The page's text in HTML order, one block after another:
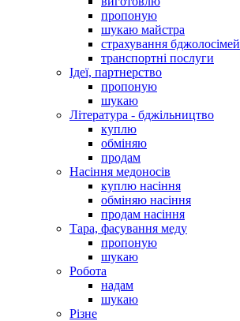
пропоную
шукаю майстра
страхування бджолосімей
транспортні послуги
Ідеї, партнерство
пропоную
шукаю
Література - бджільництво
куплю
обміняю
продам
Насіння медоносів
куплю насіння
обміняю насіння
продам насіння
Тара, фасування меду
пропоную
шукаю
Робота
надам
шукаю
Різне